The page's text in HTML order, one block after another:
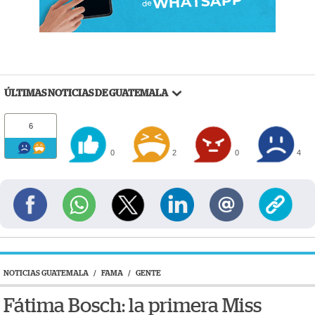
ÚLTIMAS NOTICIAS DE GUATEMALA
6
0 2 0 4
NOTICIAS GUATEMALA / FAMA / GENTE
Fátima Bosch: la primera Miss